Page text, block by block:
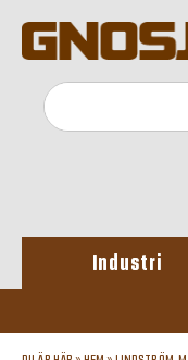
Industri